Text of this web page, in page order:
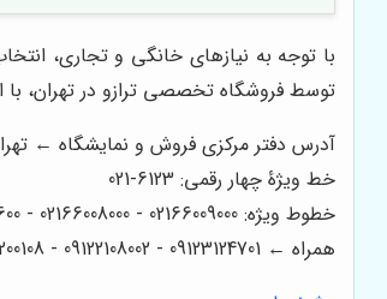
با توجه به نیازهای خانگی و تجاری،
توسط فروشگاه تخصصی ترازو در تهران،
آدرس دفتر مرکزی فروش و نمایشگاه ← تهران میدان آزادی
خط ویژۀ چهار رقمی: 6123-021
خطوط ویژه: 02166009000 - 02166008000 - 02166006600 - 02166003300 - 02166003000
همراه ← 09123124701 - 09122108002 - 09122200108